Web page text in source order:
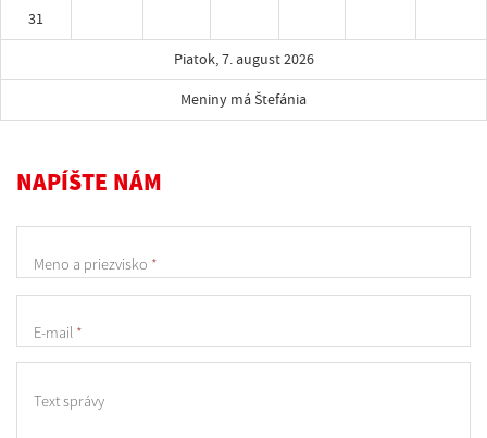
31
Piatok, 7. august 2026
Meniny má Štefánia
NAPÍŠTE NÁM
Meno a priezvisko *
E-mail *
Text správy